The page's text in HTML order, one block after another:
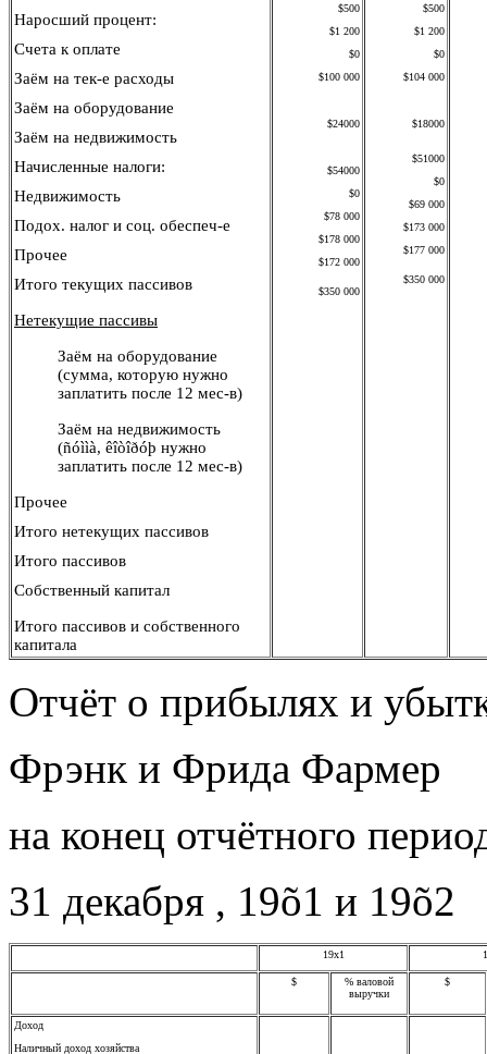
Наросший процент:
Счета к оплате
Заём на тек-е расходы
Заём на оборудование
Заём на недвижимость
Начисленные налоги:
Недвижимость
Подох. налог и соц. обеспеч-е
Прочее
Итого текущих пассивов
Нетекущие пассивы
Заём на оборудование
(сумма, которую нужно
заплатить после 12 мес-в)
Заём на недвижимость
(ñóììà, êîòîðóþ нужно
заплатить после 12 мес-в)
Прочее
Итого нетекущих пассивов
Итого пассивов
Собственный капитал
Итого пассивов и собственного
капитала
$500
$1 200
$0
$100 000
$24000
$54000
$0
$78 000
$178 000
$172 000
$350 000
$500
$1 200
$0
$104 000
$18000
$51000
$0
$69 000
$173 000
$177 000
$350 000
Отчёт о прибылях и
Фрэнк и Фрида Фармер
на конец отчётного
31 декабря , 19õ1 и 19õ2
19х1
$ % валовой
выручки
$
Доход
Наличный доход хозяйства